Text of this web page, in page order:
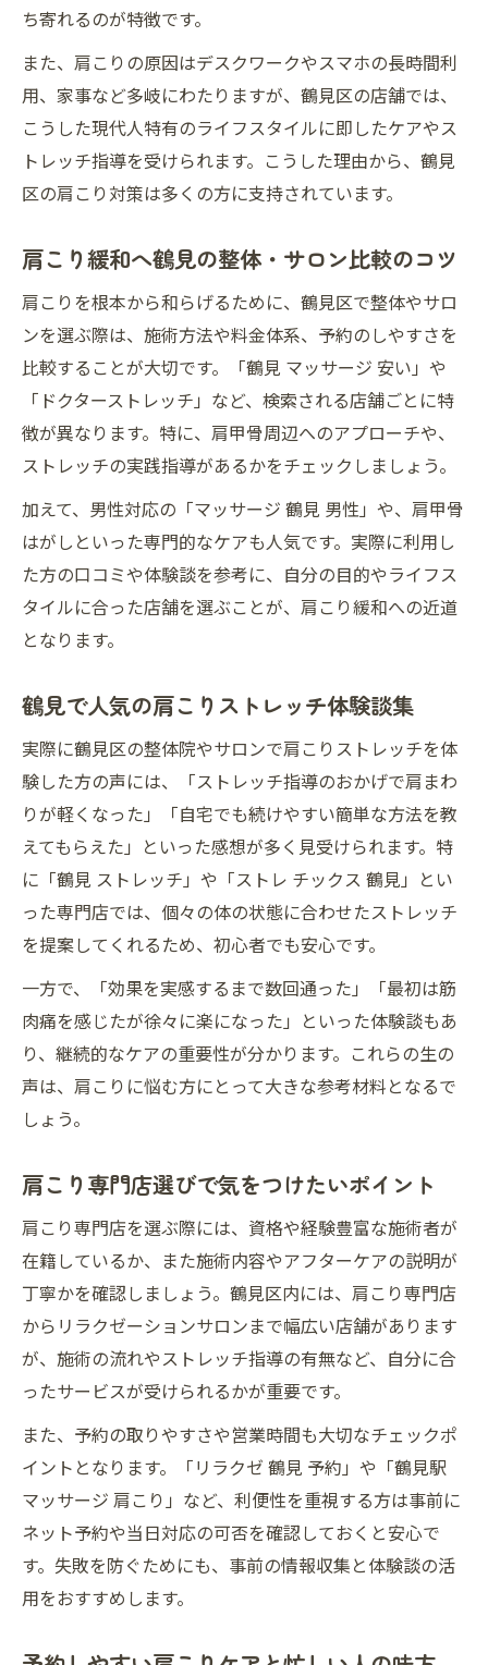
ち寄れるのが特徴です。
また、肩こりの原因はデスクワークやスマホの長時間利
用、家事など多岐にわたりますが、鶴見区の店舗では、
こうした現代人特有のライフスタイルに即したケアやス
トレッチ指導を受けられます。こうした理由から、鶴見
区の肩こり対策は多くの方に支持されています。
肩こり緩和へ鶴見の整体・サロン比較のコツ
肩こりを根本から和らげるために、鶴見区で整体やサロ
ンを選ぶ際は、施術方法や料金体系、予約のしやすさを
比較することが大切です。「鶴見 マッサージ 安い」や
「ドクターストレッチ」など、検索される店舗ごとに特
徴が異なります。特に、肩甲骨周辺へのアプローチや、
ストレッチの実践指導があるかをチェックしましょう。
加えて、男性対応の「マッサージ 鶴見 男性」や、肩甲骨
はがしといった専門的なケアも人気です。実際に利用し
た方の口コミや体験談を参考に、自分の目的やライフス
タイルに合った店舗を選ぶことが、肩こり緩和への近道
となります。
鶴見で人気の肩こりストレッチ体験談集
実際に鶴見区の整体院やサロンで肩こりストレッチを体
験した方の声には、「ストレッチ指導のおかげで肩まわ
りが軽くなった」「自宅でも続けやすい簡単な方法を教
えてもらえた」といった感想が多く見受けられます。特
に「鶴見 ストレッチ」や「ストレ チックス 鶴見」とい
った専門店では、個々の体の状態に合わせたストレッチ
を提案してくれるため、初心者でも安心です。
一方で、「効果を実感するまで数回通った」「最初は筋
肉痛を感じたが徐々に楽になった」といった体験談もあ
り、継続的なケアの重要性が分かります。これらの生の
声は、肩こりに悩む方にとって大きな参考材料となるで
しょう。
肩こり専門店選びで気をつけたいポイント
肩こり専門店を選ぶ際には、資格や経験豊富な施術者が
在籍しているか、また施術内容やアフターケアの説明が
丁寧かを確認しましょう。鶴見区内には、肩こり専門店
からリラクゼーションサロンまで幅広い店舗があります
が、施術の流れやストレッチ指導の有無など、自分に合
ったサービスが受けられるかが重要です。
また、予約の取りやすさや営業時間も大切なチェックポ
イントとなります。「リラクゼ 鶴見 予約」や「鶴見駅
マッサージ 肩こり」など、利便性を重視する方は事前に
ネット予約や当日対応の可否を確認しておくと安心で
す。失敗を防ぐためにも、事前の情報収集と体験談の活
用をおすすめします。